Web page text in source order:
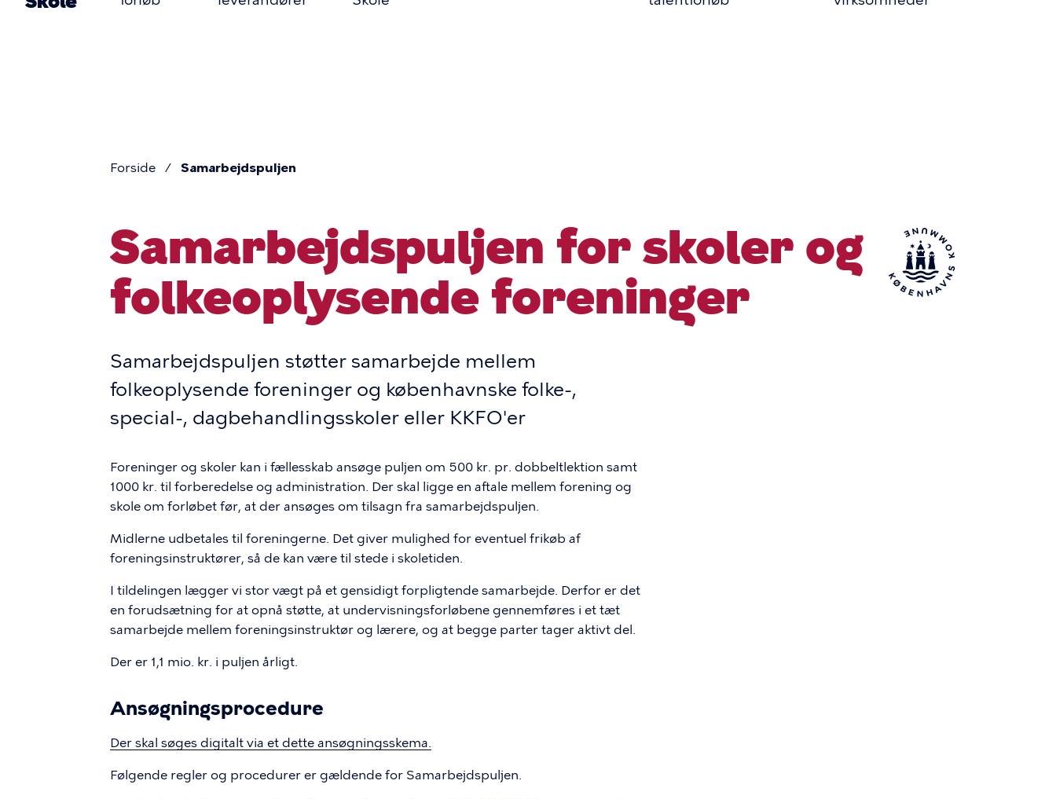
Primær
Brødkrumme
Forside Samarbejdspuljen
Samarbejdspuljen for skoler og
folkeoplysende foreninger
Samarbejdspuljen støtter samarbejde mellem
folkeoplysende foreninger og københavnske folke-,
special-, dagbehandlingsskoler eller KKFO'er
Foreninger og skoler kan i fællesskab ansøge puljen om 500 kr. pr. dobbeltlektion samt
1000 kr. til forberedelse og administration. Der skal ligge en aftale mellem forening og
skole om forløbet før, at der ansøges om tilsagn fra samarbejdspuljen.
Midlerne udbetales til foreningerne. Det giver mulighed for eventuel frikøb af
foreningsinstruktører, så de kan være til stede i skoletiden.
I tildelingen lægger vi stor vægt på et gensidigt forpligtende samarbejde. Derfor er det
en forudsætning for at opnå støtte, at undervisningsforløbene gennemføres i et tæt
samarbejde mellem foreningsinstruktør og lærere, og at begge parter tager aktivt del.
Der er 1,1 mio. kr. i puljen årligt.
Ansøgningsprocedure
Der skal søges digitalt via et dette ansøgningsskema.
Følgende regler og procedurer er gældende for Samarbejdspuljen.